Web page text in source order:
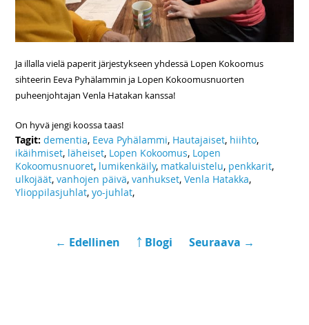
Ja illalla vielä paperit järjestykseen yhdessä Lopen Kokoomus
sihteerin Eeva Pyhälammin ja Lopen Kokoomusnuorten
puheenjohtajan Venla Hatakan kanssa!
On hyvä jengi koossa taas!
Tagit:dementia, Eeva Pyhälammi, Hautajaiset, hiihto,
ikäihmiset, läheiset, Lopen Kokoomus, Lopen
Kokoomusnuoret, lumikenkäily, matkaluistelu, penkkarit,
ulkojäät,vanhojen päivä,vanhukset,Venla Hatakka,
Ylioppilasjuhlat,yo-juhlat,
← Edellinen ￪ Blogi Seuraava →